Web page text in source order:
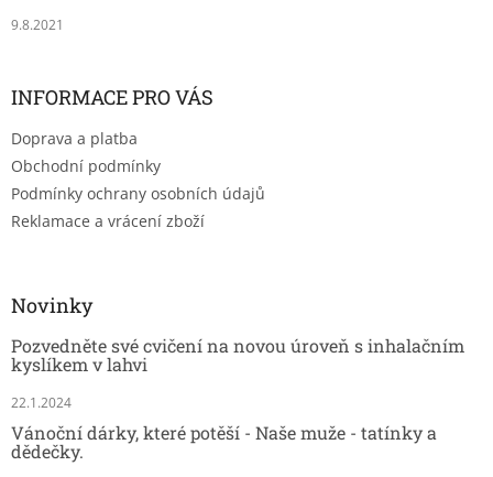
9.8.2021
INFORMACE PRO VÁS
Doprava a platba
Obchodní podmínky
Podmínky ochrany osobních údajů
Reklamace a vrácení zboží
Novinky
Pozvedněte své cvičení na novou úroveň s inhalačním
kyslíkem v lahvi
22.1.2024
Vánoční dárky, které potěší - Naše muže - tatínky a
dědečky.